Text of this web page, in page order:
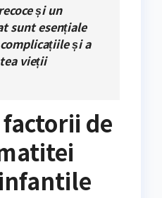
și un
sunt esențiale
și a
vieții
de